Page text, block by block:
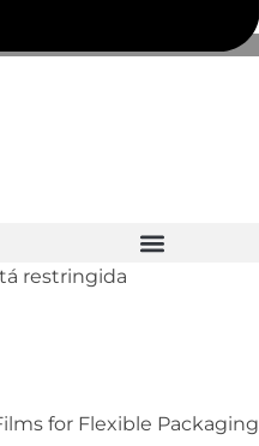
restringida
for Flexible Packaging